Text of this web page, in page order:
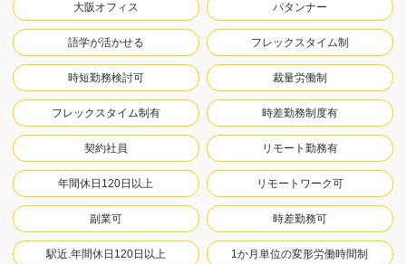
大阪オフィス パタンナー
語学が活かせる フレックスタイム制
時短勤務検討可 裁量労働制
フレックスタイム制有 時差勤務制度有
契約社員 リモート勤務有
年間休日120日以上 リモートワーク可
副業可 時差勤務可
駅近.年間休日120日以上 1か月単位の変形労働時間制